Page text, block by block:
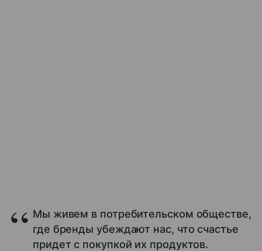
Мы живем в потребительском обществе,
где бренды убеждают нас, что счастье
придет с покупкой их продуктов.